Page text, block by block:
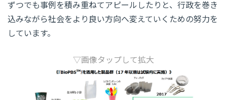
ずつでも事例を積み重ねてアピールしたりと、行政を巻き
込みながら社会をより良い方向へ変えていくための努力を
しています。
▽画像タップして拡大